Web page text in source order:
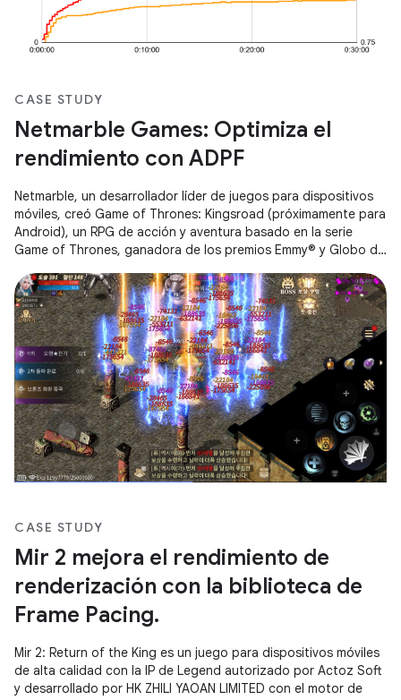
CASE STUDY
Netmarble Games: Optimiza el
rendimiento con ADPF
Netmarble, un desarrollador líder de juegos para dispositivos
móviles, creó Game of Thrones: Kingsroad (próximamente para
Android), un RPG de acción y aventura basado en la serie
Game of Thrones, ganadora de los premios Emmy® y Globo de
CASE STUDY
Mir 2 mejora el rendimiento de
renderización con la biblioteca de
Frame Pacing.
Mir 2: Return of the King es un juego para dispositivos móviles
de alta calidad con la IP de Legend autorizado por Actoz Soft
y desarrollado por HK ZHILI YAOAN LIMITED con el motor de